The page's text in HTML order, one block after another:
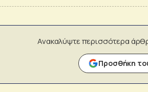
Ανακαλύψτε περισσότερα
Προσθήκη